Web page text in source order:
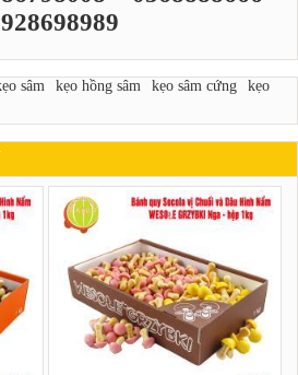
sâm kẹo hồng sâm kẹo sâm cứng
kẹo